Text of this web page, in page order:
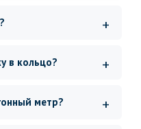
в кольцо?
метр?